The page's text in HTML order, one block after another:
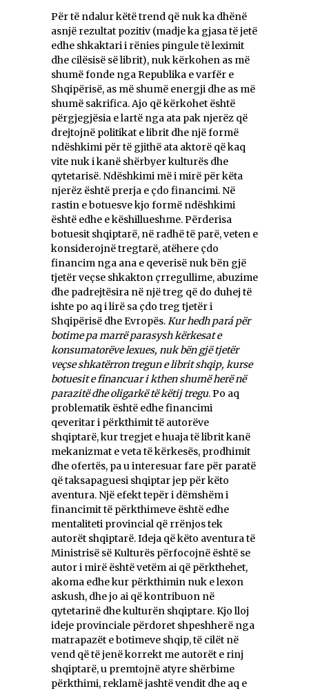
Për të ndalur këtë trend që nuk ka dhënë
asnjë rezultat pozitiv (madje ka gjasa të jetë
edhe shkaktari i rënies pingule të leximit
dhe cilësisë së librit), nuk kërkohen as më
shumë fonde nga Republika e varfër e
Shqipërisë, as më shumë energji dhe as më
shumë sakrifica. Ajo që kërkohet është
përgjegjësia e lartë nga ata pak njerëz që
drejtojnë politikat e librit dhe një formë
ndëshkimi për të gjithë ata aktorë që kaq
vite nuk i kanë shërbyer kulturës dhe
qytetarisë. Ndëshkimi më i mirë për këta
njerëz është prerja e çdo financimi. Në
rastin e botuesve kjo formë ndëshkimi
është edhe e këshillueshme. Përderisa
botuesit shqiptarë, në radhë të parë, veten e
konsiderojnë tregtarë, atëhere çdo
financim nga ana e qeverisë nuk bën gjë
tjetër veçse shkakton çrregullime, abuzime
dhe padrejtësira në një treg që do duhej të
ishte po aq i lirë sa çdo treg tjetër i
Shqipërisë dhe Evropës.Kur hedh pará për
botime pa marrë parasysh kërkesat e
konsumatorëve lexues, nuk bën gjë tjetër
veçse shkatërron tregun e librit shqip, kurse
botuesit e financuar i kthen shumë herë në
parazitë dhe oligarkë të këtij tregu. Po aq
problematik është edhe financimi
qeveritar i përkthimit të autorëve
shqiptarë, kur tregjet e huaja të librit kanë
mekanizmat e veta të kërkesës, prodhimit
dhe ofertës, pa u interesuar fare për paratë
që taksapaguesi shqiptar jep për këto
aventura. Një efekt tepër i dëmshëm i
financimit të përkthimeve është edhe
mentaliteti provincial që rrënjos tek
autorët shqiptarë. Ideja që këto aventura të
Ministrisë së Kulturës përfocojnë është se
autor i mirë është vetëm ai që përkthehet,
akoma edhe kur përkthimin nuk e lexon
askush, dhe jo ai që kontribuon në
qytetarinë dhe kulturën shqiptare. Kjo lloj
ideje provinciale përdoret shpeshherë nga
matrapazët e botimeve shqip, të cilët në
vend që të jenë korrekt me autorët e rinj
shqiptarë, u premtojnë atyre shërbime
përkthimi, reklamë jashtë vendit dhe aq e